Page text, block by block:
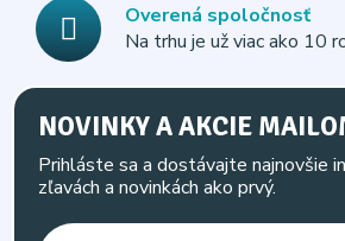
Overená spoločnosť
Na trhu je už viac ako 10
NOVINKY A AKCIE
Prihláste sa a dostávajte najnovšie
zľavách a novinkách ako prvý.